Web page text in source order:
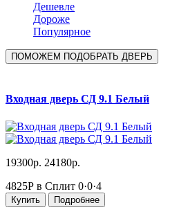
Дешевле
Дороже
Популярное
ПОМОЖЕМ ПОДОБРАТЬ ДВЕРЬ
Входная дверь СД 9.1 Белый
19300р. 24180р.
4825Р в Сплит 0·0·4
Купить Подробнее